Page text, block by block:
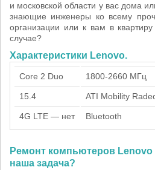
и московской области у вас дома
знающие инженеры ко всему
организации или к вам в
случае?
Характеристики Lenovo.
Core 2 Duo 1800-2660 МГц
15.4 ATI Mobility
4G LTE — нет Bluetooth
Ремонт компьютеров Lenovo
наша задача?